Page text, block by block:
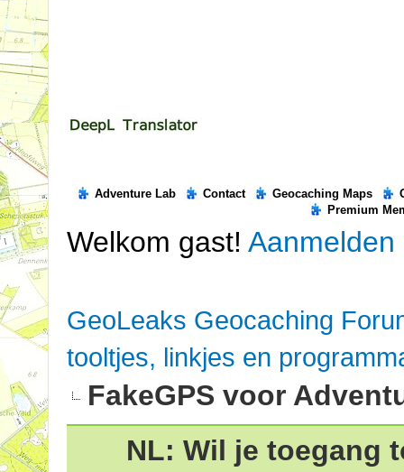
Adventure Lab Contact Geocaching Maps
Premium
Welkom gast! Aanmelden
GeoLeaks Geocaching
tooltjes, linkjes en
FakeGPS voor
NL: Wil je toegang